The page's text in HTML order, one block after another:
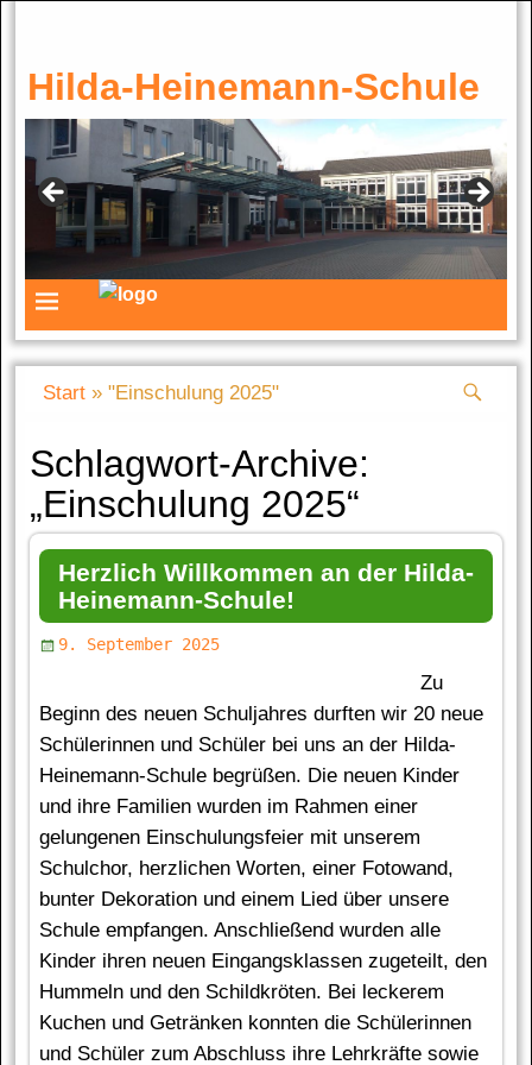
Hilda-Heinemann-Schule
Start » "Einschulung 2025"
Schlagwort-Archive:
„Einschulung 2025“
Herzlich Willkommen an der Hilda-
Heinemann-Schule!
9. September 2025
Zu
Beginn des neuen Schuljahres durften wir 20 neue
Schülerinnen und Schüler bei uns an der Hilda-
Heinemann-Schule begrüßen. Die neuen Kinder
und ihre Familien wurden im Rahmen einer
gelungenen Einschulungsfeier mit unserem
Schulchor, herzlichen Worten, einer Fotowand,
bunter Dekoration und einem Lied über unsere
Schule empfangen. Anschließend wurden alle
Kinder ihren neuen Eingangsklassen zugeteilt, den
Hummeln und den Schildkröten. Bei leckerem
Kuchen und Getränken konnten die Schülerinnen
und Schüler zum Abschluss ihre Lehrkräfte sowie